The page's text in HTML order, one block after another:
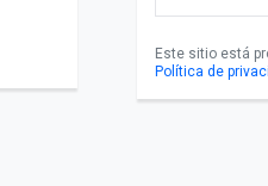
Este sitio está
Política de